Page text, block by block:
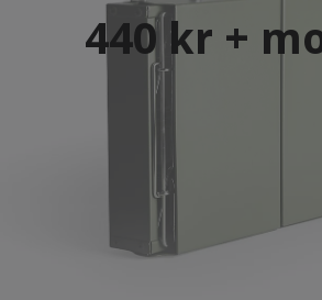
440 kr +